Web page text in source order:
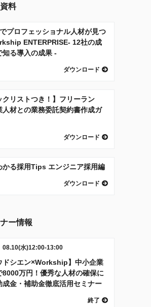
料
プロフェッショナル人材が見つ
ENTERPRISE- 12社の成
知る導入の成果 -
ダウンロード
クリストつき！】フリーラン
人材との業務委託契約書作成ガ
ダウンロード
かる採用Tips エンジニア採用編
ダウンロード
ー情報
08.10(水)12:00-13:00
ドシエン×Workship】中小企業
8000万円！優秀な人材の確保に
成金・補助金徹底活用セミナー
終了